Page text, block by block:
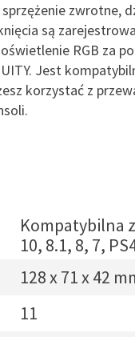
zwrotne,
są
RGB za
Jest
korzystać z
Kompatybilna
10, 8.1, 8, 7,
128 x 71 x 42
11